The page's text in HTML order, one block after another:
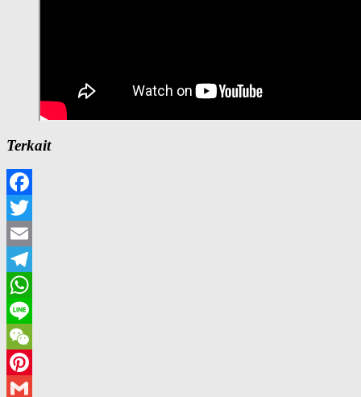
Terkait
Facebook
Twitter
Email
Telegram
WhatsApp
Line
WeChat
Pinterest